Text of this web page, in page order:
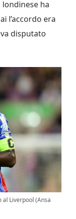
londinese ha
l’accordo era
disputato
al Liverpool (Ansa